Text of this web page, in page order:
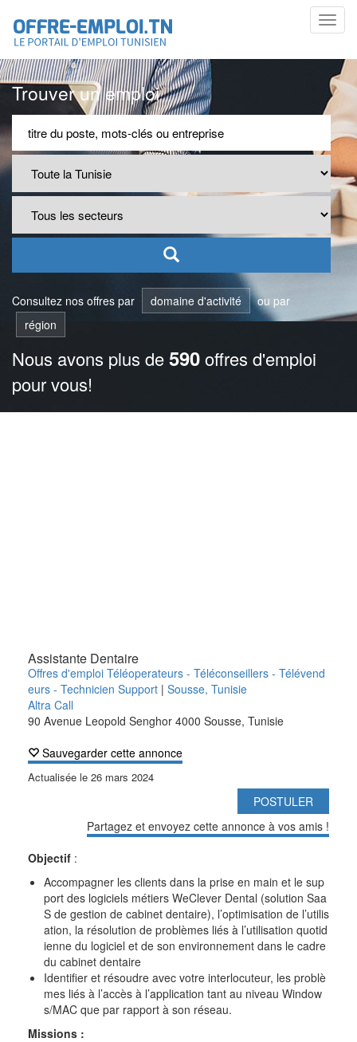
Trouver un emploi
Consultez nos offres par domaine d'activité
ou par
région
Nous avons plus de590offres d'emploi
pour vous!
Assistante Dentaire
Offres d'emploi Téléoperateurs - Téléconseillers - Télévend
eurs - Technicien Support | Sousse, Tunisie
Altra Call
90 Avenue Leopold Senghor 4000 Sousse, Tunisie
Sauvegarder cette annonce
Actualisée le 26 mars 2024
POSTULER
Partagez et envoyez cette annonce à vos amis !
Objectif :
Accompagner les clients dans la prise en main et le sup
port des logiciels métiers WeClever Dental (solution Saa
S de gestion de cabinet dentaire), l’optimisation de l’utilis
ation, la résolution de problèmes liés à l’utilisation quotid
ienne du logiciel et de son environnement dans le cadre
du cabinet dentaire
Identifier et résoudre avec votre interlocuteur, les problè
mes liés à l’accès à l’application tant au niveau Window
s/MAC que par rapport à son réseau.
Missions :